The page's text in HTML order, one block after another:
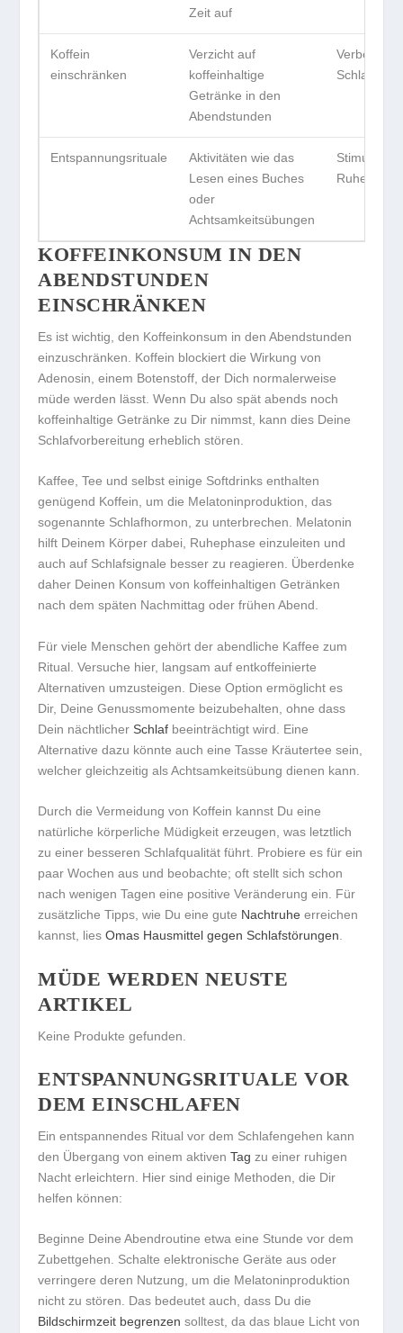
Zeit auf
Koffein
einschränken
Verzicht auf
koffeinhaltige
Getränke in den
Abendstunden
Verbessert
Entspannungsrituale
Aktivitäten wie das
Lesen eines Buches
oder
Achtsamkeitsübungen
Stimulation
Ruhephase
KOFFEINKONSUM IN DEN
ABENDSTUNDEN
EINSCHRÄNKEN
Es ist wichtig, den Koffeinkonsum in den Abendstunden
einzuschränken. Koffein blockiert die Wirkung von
Adenosin, einem Botenstoff, der Dich normalerweise
müde werden lässt. Wenn Du also spät abends noch
koffeinhaltige Getränke zu Dir nimmst, kann dies Deine
Schlafvorbereitung erheblich stören.
Kaffee, Tee und selbst einige Softdrinks enthalten
genügend Koffein, um die Melatoninproduktion, das
sogenannte Schlafhormon, zu unterbrechen. Melatonin
hilft Deinem Körper dabei, Ruhephase einzuleiten und
auch auf Schlafsignale besser zu reagieren. Überdenke
daher Deinen Konsum von koffeinhaltigen Getränken
nach dem späten Nachmittag oder frühen Abend.
Für viele Menschen gehört der abendliche Kaffee zum
Ritual. Versuche hier, langsam auf entkoffeinierte
Alternativen umzusteigen. Diese Option ermöglicht es
Dir, Deine Genussmomente beizubehalten, ohne dass
Dein nächtlicher Schlaf beeinträchtigt wird. Eine
Alternative dazu könnte auch eine Tasse Kräutertee sein,
welcher gleichzeitig als Achtsamkeitsübung dienen kann.
Durch die Vermeidung von Koffein kannst Du eine
natürliche körperliche Müdigkeit erzeugen, was letztlich
zu einer besseren Schlafqualität führt. Probiere es für ein
paar Wochen aus und beobachte; oft stellt sich schon
nach wenigen Tagen eine positive Veränderung ein. Für
zusätzliche Tipps, wie Du eine gute Nachtruhe erreichen
kannst, liesOmas Hausmittel gegen Schlafstörungen
MÜDE WERDEN NEUSTE
ARTIKEL
Keine Produkte gefunden.
ENTSPANNUNGSRITUALE VOR
DEM EINSCHLAFEN
Ein entspannendes Ritual vor dem Schlafengehen kann
den Übergang von einem aktivenTag zu einer ruhigen
Nacht erleichtern. Hier sind einige Methoden, die Dir
helfen können:
Beginne DeineAbendroutine etwa eine Stunde vor dem
Zubettgehen. Schalte elektronische Geräte aus oder
verringere deren Nutzung, um die Melatoninproduktion
nicht zu stören. Das bedeutet auch, dass Du die
Bildschirmzeit begrenzen solltest, da das blaue Licht von